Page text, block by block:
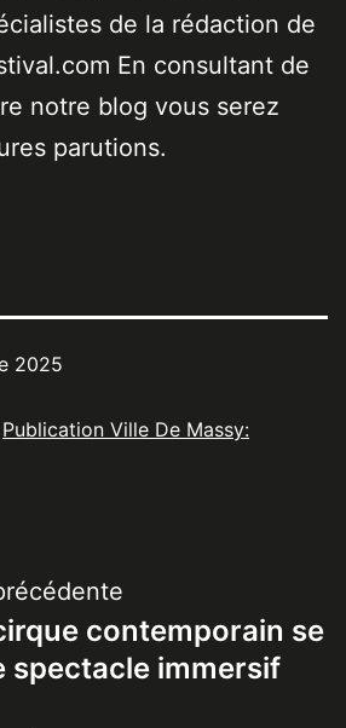
de la rédaction de
En consultant de
notre blog vous serez
parutions.
2025
Publication Ville De Massy:
contemporain se
spectacle immersif